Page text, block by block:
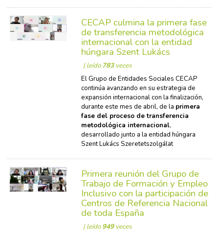
CECAP culmina la primera fase
de transferencia metodológica
internacional con la entidad
húngara Szent Lukács
| leído783veces
El Grupo de Entidades Sociales CECAP
continúa avanzando en su estrategia de
expansión internacional con la finalización,
durante este mes de abril, de la primera
fase del proceso de transferencia
metodológica internacional,
desarrollado junto a la entidad húngara
Szent Lukács Szeretetszolgálat
Primera reunión del Grupo de
Trabajo de Formación y Empleo
Inclusivo con la participación de
Centros de Referencia Nacional
de toda España
| leído949veces